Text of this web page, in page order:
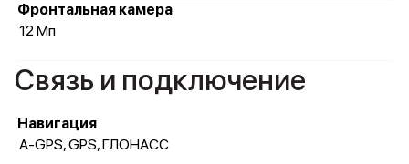
Фронтальная камера
12 Мп
Связь и подключение
Навигация
A-GPS, GPS, ГЛОНАСС